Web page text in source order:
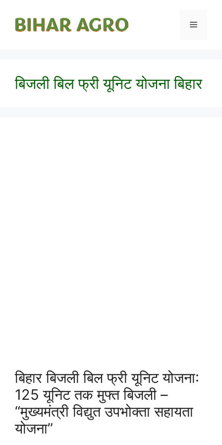
बिजली बिल फ्री यूनिट योजना बिहार
बिहार बिजली बिल फ्री यूनिट योजना:
125 यूनिट तक मुफ्त बिजली –
“मुख्यमंत्री विद्युत उपभोक्ता सहायता
योजना”